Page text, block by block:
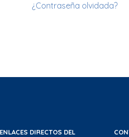
¿Contraseña olvidada?
ENLACES DIRECTOS DEL